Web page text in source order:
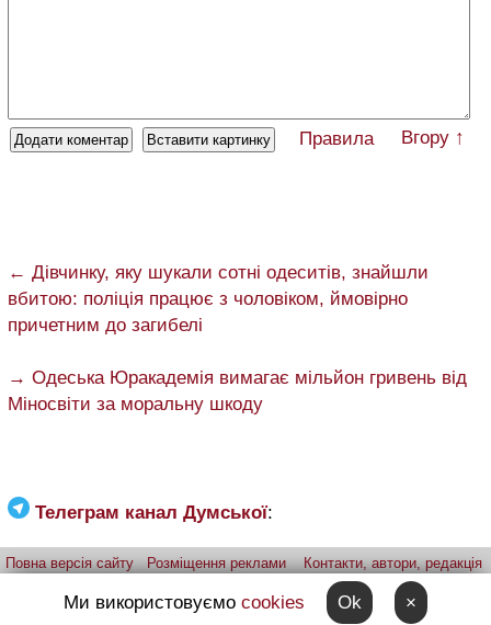
Правила Вгору ↑
← Дівчинку, яку шукали сотні одеситів, знайшли
вбитою: поліція працює з чоловіком, ймовірно
причетним до загибелі
→ Одеська Юракадемія вимагає мільйон гривень від
Міносвіти за моральну шкоду
Телеграм канал Думської:
Повна версія сайту Розміщення реклами
Контакти, автори, редакція
Android
Надіслати фото через telegram
Patreon
Ми використовуємо cookies Ok ×